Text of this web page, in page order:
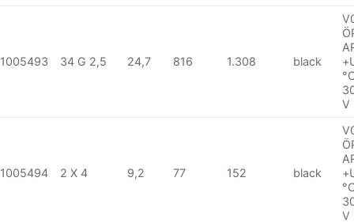
1005493 34 G 2,5 24,7 816 1.308 black
V
1005494 2 X 4 9,2 77 152 black
V